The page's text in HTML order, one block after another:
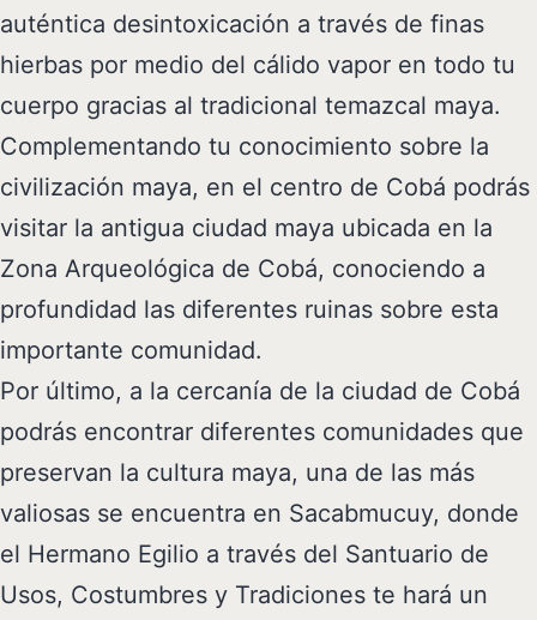
auténtica desintoxicación a través de finas
hierbas por medio del cálido vapor en todo tu
cuerpo gracias al tradicional temazcal maya.
Complementando tu conocimiento sobre la
civilización maya, en el centro de Cobá podrás
visitar la antigua ciudad maya ubicada en la
Zona Arqueológica de Cobá, conociendo a
profundidad las diferentes ruinas sobre esta
importante comunidad.
Por último, a la cercanía de la ciudad de Cobá
podrás encontrar diferentes comunidades que
preservan la cultura maya, una de las más
valiosas se encuentra en Sacabmucuy, donde
el Hermano Egilio a través del Santuario de
Usos, Costumbres y Tradiciones te hará un